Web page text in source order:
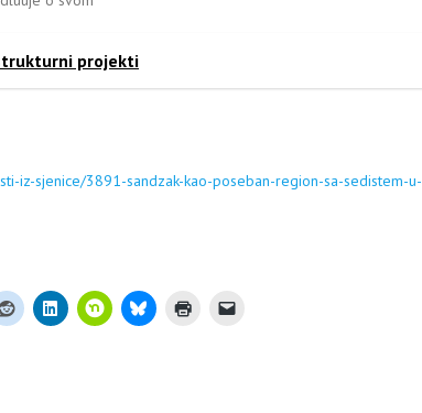
projekti
iz-sjenice/3891-sandzak-kao-poseban-region-sa-sedistem-u-